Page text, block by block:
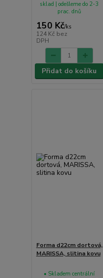
150 Kč/ks
124 Kč bez
DPH
sklad | odešleme do 2-3
prac. dnů
Přidat do košíku
Forma d22cm dortová,
MARISSA, slitina kovu
• Skladem centrální